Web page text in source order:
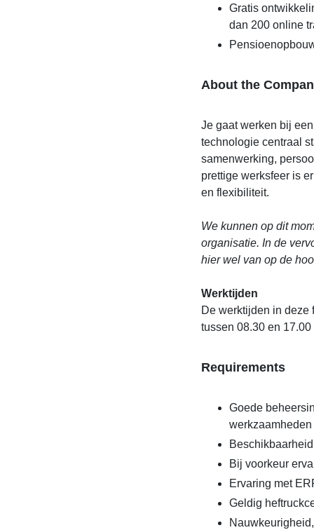
Gratis
dan 200 online
About the
Je gaat werken bij
technologie centraal
samenwerking,
prettige werksfeer is
en flexibiliteit.
We kunnen op dit
organisatie. In de
hier wel van op de
Werktijden
De werktijden in deze
tussen 08.30 en 17.00
Requirements
Goede
werkzaamheden
Bij voorkeur
Ervaring met
Geldig